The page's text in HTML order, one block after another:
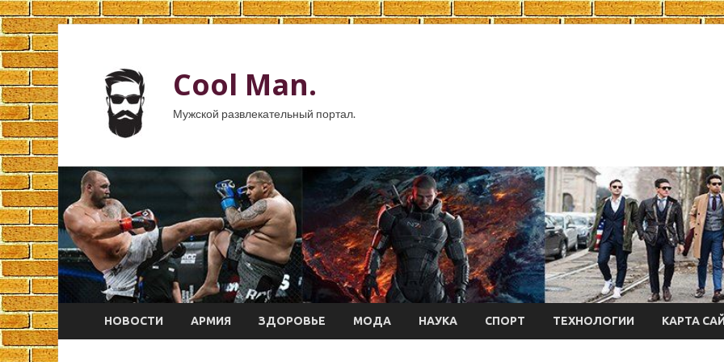
Cool Man.
Мужской развлекательный портал.
НОВОСТИ АРМИЯ ЗДОРОВЬЕ МОДА НАУКА СПОРТ ТЕХНОЛОГИИ КАРТА